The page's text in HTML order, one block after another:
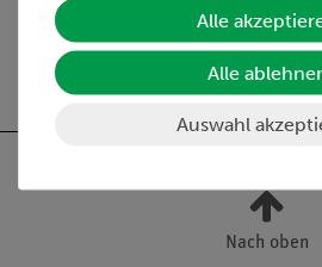
Nach oben
Alle
Alle
Auswahl